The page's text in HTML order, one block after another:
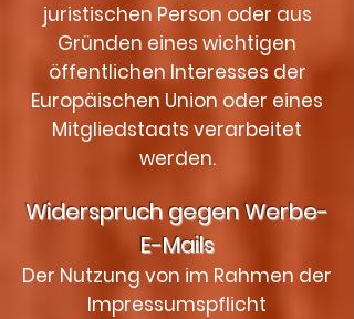
juristischen Person oder aus
Gründen eines wichtigen
öffentlichen Interesses der
Europäischen Union oder eines
Mitgliedstaats verarbeitet
werden.
Widerspruch gegen Werbe-
E-Mails
Der Nutzung von im Rahmen der
Impressumspflicht